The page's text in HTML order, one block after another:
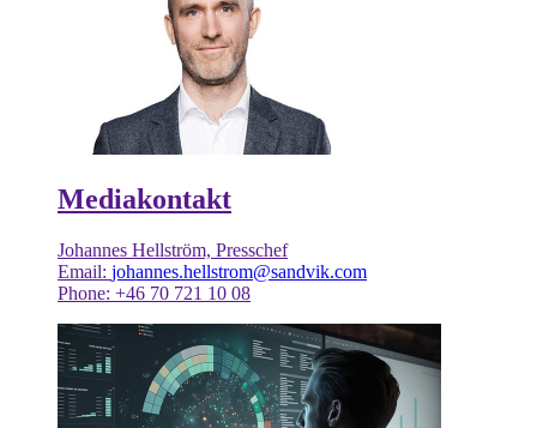
Mediakontakt
Johannes Hellström, Presschef
Email: johannes.hellstrom@sandvik.com
Phone: +46 70 721 10 08